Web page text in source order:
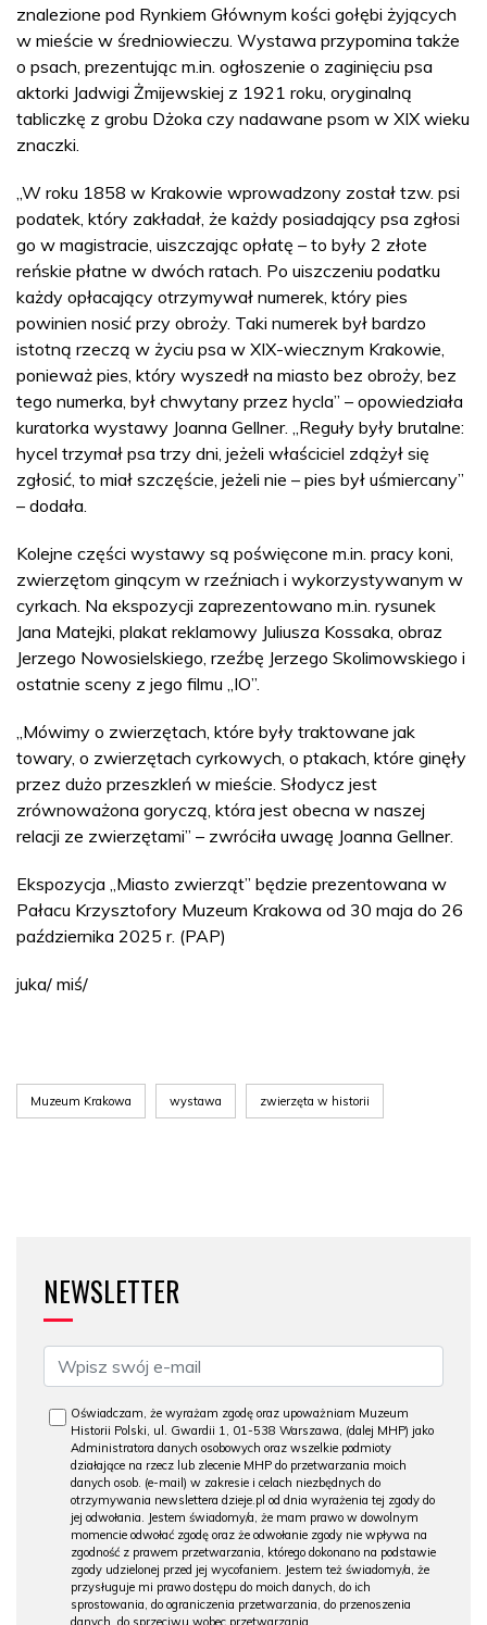
znalezione pod Rynkiem Głównym kości gołębi żyjących
w mieście w średniowieczu. Wystawa przypomina także
o psach, prezentując m.in. ogłoszenie o zaginięciu psa
aktorki Jadwigi Żmijewskiej z 1921 roku, oryginalną
tabliczkę z grobu Dżoka czy nadawane psom w XIX wieku
znaczki.
„W roku 1858 w Krakowie wprowadzony został tzw. psi
podatek, który zakładał, że każdy posiadający psa zgłosi
go w magistracie, uiszczając opłatę – to były 2 złote
reńskie płatne w dwóch ratach. Po uiszczeniu podatku
każdy opłacający otrzymywał numerek, który pies
powinien nosić przy obroży. Taki numerek był bardzo
istotną rzeczą w życiu psa w XIX-wiecznym Krakowie,
ponieważ pies, który wyszedł na miasto bez obroży, bez
tego numerka, był chwytany przez hycla” – opowiedziała
kuratorka wystawy Joanna Gellner.
„Reguły były brutalne:
hycel trzymał psa trzy dni, jeżeli właściciel zdążył się
zgłosić, to miał szczęście, jeżeli nie – pies był uśmiercany”
– dodała.
Kolejne części wystawy są poświęcone m.in. pracy koni,
zwierzętom ginącym w rzeźniach i wykorzystywanym w
cyrkach. Na ekspozycji zaprezentowano m.in. rysunek
Jana Matejki, plakat reklamowy Juliusza Kossaka, obraz
Jerzego Nowosielskiego, rzeźbę Jerzego Skolimowskiego i
ostatnie sceny z jego filmu „IO”.
„Mówimy o zwierzętach, które były traktowane jak
towary, o zwierzętach cyrkowych, o ptakach, które ginęły
przez dużo przeszkleń w mieście. Słodycz jest
zrównoważona goryczą, która jest obecna w naszej
relacji ze zwierzętami” – zwróciła uwagę Joanna Gellner.
Ekspozycja „Miasto zwierząt” będzie prezentowana w
Pałacu Krzysztofory Muzeum Krakowa od 30 maja do 26
października 2025 r. (PAP)
juka/ miś/
Muzeum Krakowa wystawa zwierzęta w historii
NEWSLETTER
Oświadczam, że wyrażam zgodę oraz upoważniam Muzeum
Historii Polski, ul. Gwardii 1, 01-538 Warszawa, (dalej MHP) jako
Administratora danych osobowych oraz wszelkie podmioty
działające na rzecz lub zlecenie MHP do przetwarzania moich
danych osob. (e-mail) w zakresie i celach niezbędnych do
otrzymywania newslettera dzieje.pl od dnia wyrażenia tej zgody do
jej odwołania. Jestem świadomy/a, że mam prawo w dowolnym
momencie odwołać zgodę oraz że odwołanie zgody nie wpływa na
zgodność z prawem przetwarzania, którego dokonano na podstawie
zgody udzielonej przed jej wycofaniem. Jestem też świadomy/a, że
przysługuje mi prawo dostępu do moich danych, do ich
sprostowania, do ograniczenia przetwarzania, do przenoszenia
danych, do sprzeciwu wobec przetwarzania.